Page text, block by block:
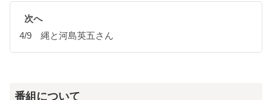
次へ
4/9 縄と河島英五さん
番組について